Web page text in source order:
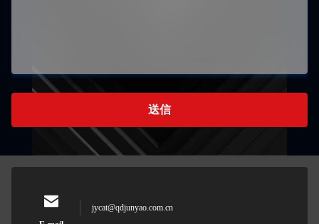
送信
jycat@qdjunyao.com.cn